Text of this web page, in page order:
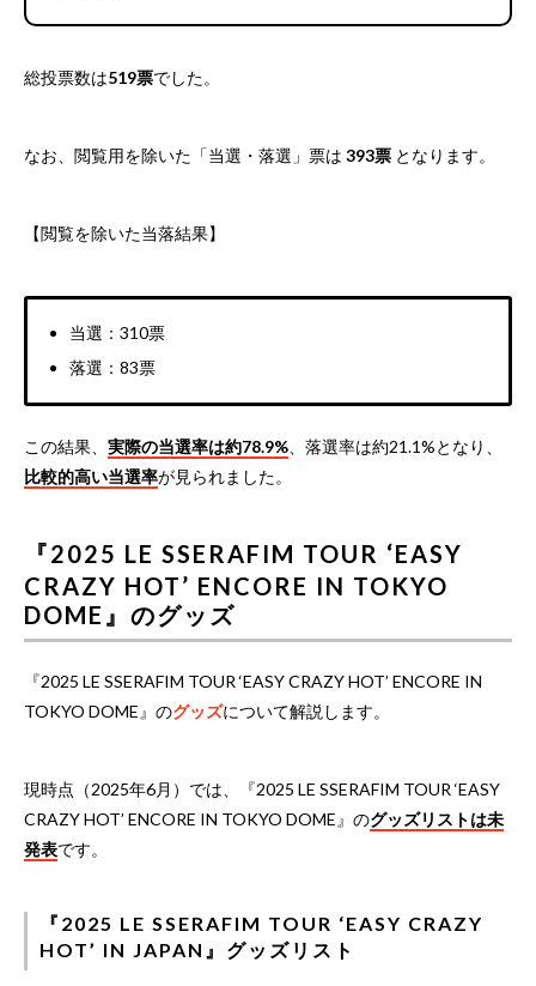
総投票数は519票でした。
なお、閲覧用を除いた「当選・落選」票は 393票 となります。
【閲覧を除いた当落結果】
当選：310票
落選：83票
この結果、 実際の当選率は約78.9% 、落選率は約21.1%となり、
比較的高い当選率が見られました。
『2025 LE SSERAFIM TOUR ‘EASY
CRAZY HOT’ ENCORE IN TOKYO
DOME』のグッズ
『2025 LE SSERAFIM TOUR ‘EASY CRAZY HOT’ ENCORE IN
TOKYO DOME』のグッズについて解説します。
現時点（2025年6月）では、『2025 LE SSERAFIM TOUR ‘EASY
CRAZY HOT’ ENCORE IN TOKYO DOME』のグッズリストは未
発表です。
『2025 LE SSERAFIM TOUR ‘EASY CRAZY
HOT’ IN JAPAN』グッズリスト